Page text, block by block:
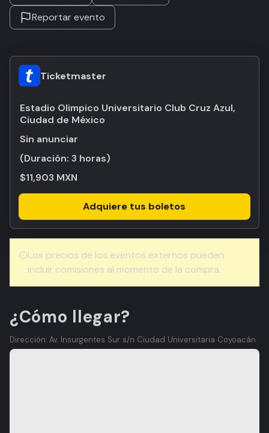
Reportar evento
Ticketmaster
Estadio Olimpico Universitario Club Cruz Azul,
Ciudad de México
Sin anunciar
(Duración: 3 horas)
$11,903 MXN
Adquiere tus boletos
Los precios de los eventos externos pueden
incluir comisiones al momento de la compra.
¿Cómo llegar?
Dirección: Av. Insurgentes Sur s/n Ciudad Universitaria Coyoacán